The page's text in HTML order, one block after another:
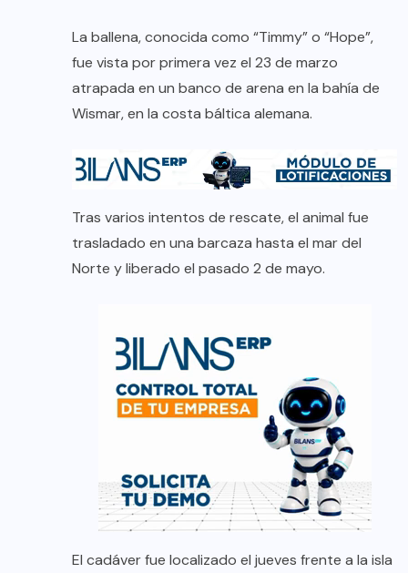
La ballena, conocida como “Timmy” o “Hope”,
fue vista por primera vez el 23 de marzo
atrapada en un banco de arena en la bahía de
Wismar, en la costa báltica alemana.
Tras varios intentos de rescate, el animal fue
trasladado en una barcaza hasta el mar del
Norte y liberado el pasado 2 de mayo.
El cadáver fue localizado el jueves frente a la isla